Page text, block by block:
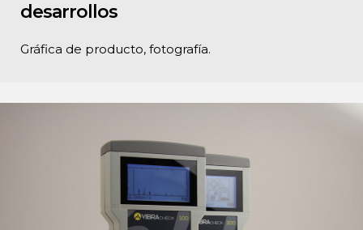
desarrollos
Gráfica de producto, fotografía.